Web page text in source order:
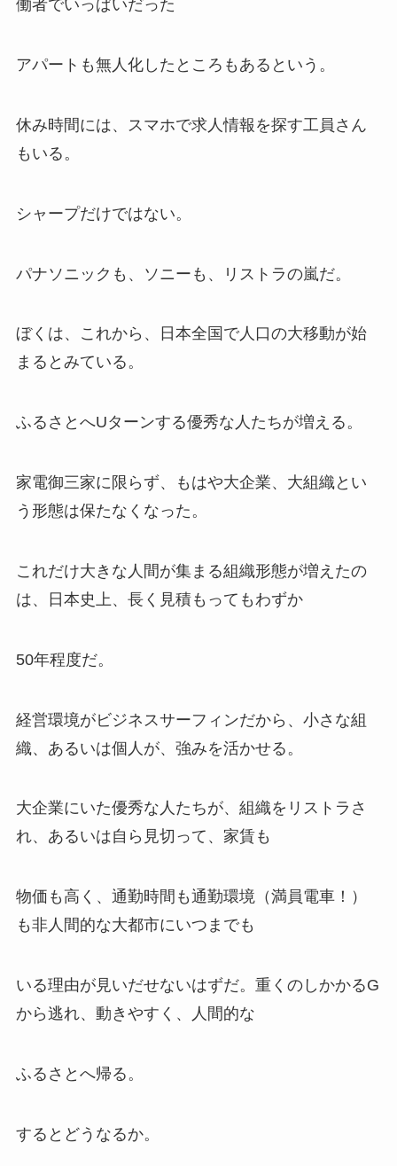
働者でいっぱいだった
アパートも無人化したところもあるという。
休み時間には、スマホで求人情報を探す工員さん
もいる。
シャープだけではない。
パナソニックも、ソニーも、リストラの嵐だ。
ぼくは、これから、日本全国で人口の大移動が始
まるとみている。
ふるさとへUターンする優秀な人たちが増える。
家電御三家に限らず、もはや大企業、大組織とい
う形態は保たなくなった。
これだけ大きな人間が集まる組織形態が増えたの
は、日本史上、長く見積もってもわずか
50年程度だ。
経営環境がビジネスサーフィンだから、小さな組
織、あるいは個人が、強みを活かせる。
大企業にいた優秀な人たちが、組織をリストラさ
れ、あるいは自ら見切って、家賃も
物価も高く、通勤時間も通勤環境（満員電車！）
も非人間的な大都市にいつまでも
いる理由が見いだせないはずだ。重くのしかかるG
から逃れ、動きやすく、人間的な
ふるさとへ帰る。
するとどうなるか。